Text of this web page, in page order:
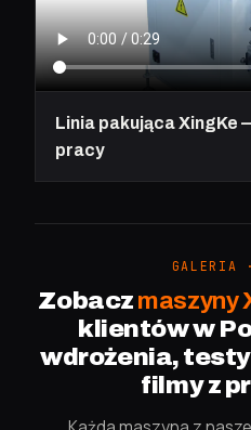
Linia pakująca XingKe
pracy
GALERIA
Zobacz maszyny
klientów w
wdrożenia,
filmy z